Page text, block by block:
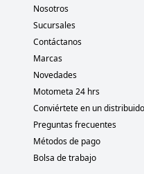
Nosotros
Sucursales
Contáctanos
Marcas
Novedades
Motometa 24 hrs
Conviértete en un
Preguntas frecuentes
Métodos de pago
Bolsa de trabajo